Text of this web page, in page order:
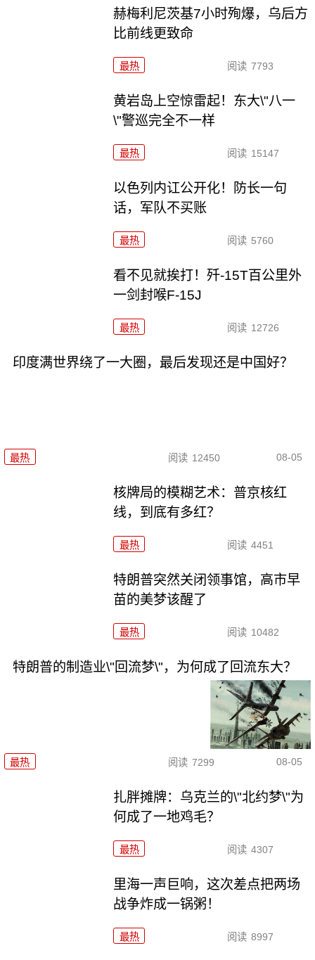
赫梅利尼茨基7小时殉爆，乌后方
比前线更致命
最热 阅读 7793
黄岩岛上空惊雷起！东大\"八一
\"警巡完全不一样
最热 阅读 15147
以色列内讧公开化！防长一句
话，军队不买账
最热 阅读 5760
看不见就挨打！歼-15T百公里外
一剑封喉F-15J
最热 阅读 12726
印度满世界绕了一大圈，最后发现还是中国好？
最热 阅读 12450 08-05
核牌局的模糊艺术：普京核红
线，到底有多红？
最热 阅读 4451
特朗普突然关闭领事馆，高市早
苗的美梦该醒了
最热 阅读 10482
特朗普的制造业\"回流梦\"，为何成了回流东大？
最热 阅读 7299 08-05
扎胖摊牌：乌克兰的\"北约梦\"为
何成了一地鸡毛？
最热 阅读 4307
里海一声巨响，这次差点把两场
战争炸成一锅粥！
最热 阅读 8997